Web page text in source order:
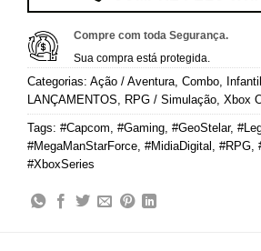
Compre com toda Segurança.
Sua compra está protegida.
Categorias: Ação / Aventura Combo
LANÇAMENTOS
RPG / Simulação Xbox
Tags: #Capcom #Gaming #GeoStelar,
#MegaManStarForce #MidiaDigital #RPG
#XboxSeries